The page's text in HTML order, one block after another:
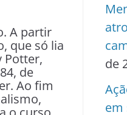
A partir
que só lia
Potter,
de
Ao fim
de
em